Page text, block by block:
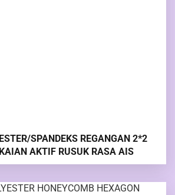
SPANDEKS REGANGAN 2*2
AKTIF RUSUK RASA AIS